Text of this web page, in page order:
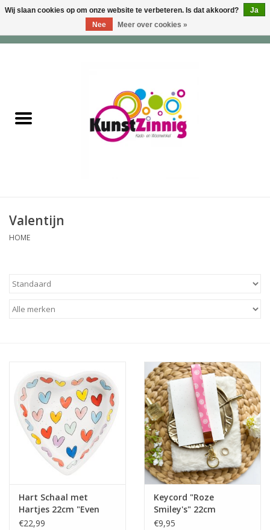
Wonen & Lifestyle
Tassen & Portemonnees
Kinderen
Stationery & Gifts
Sieraden
Hebbedingen
Wenskaarten
Valentijn
HOME
Hart Schaal met
Hartjes 22cm "Even
Bijkletsen" - Blond
€22,99
Keycord "Roze
Smiley's" 22cm
€9,95
Wij slaan cookies op om onze website te verbeteren. Is dat akkoord?
Ja
Nee
Meer over cookies »